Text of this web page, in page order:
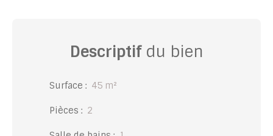
Descriptifdu bien
Surface : 45 m²
Pièces : 2